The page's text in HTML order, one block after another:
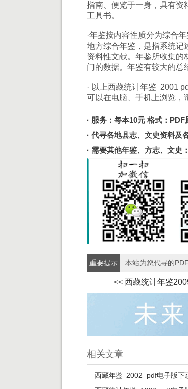
指南、便览于一身，具有资
工具书。
·年鉴按内容性质分为综合
地方综合年鉴，是指系统记
资料性文献。年鉴所收集的
门的数据。年鉴有较大的总
· 以上西藏统计年鉴 2001
可以在电脑、手机上浏览，
· 服务：每本10元 格式：PDF
· 代寻各地县志、文史资料及
· 需要其他年鉴、方志、文史：
重要提示 本站为您代寻的
<< 西藏统计年鉴
相关文章
西藏年鉴 2002_pdf电子版下